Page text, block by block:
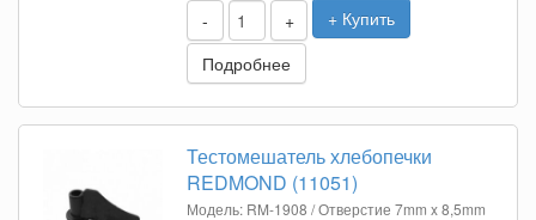
- +
+ Купить
Подробнее
Тестомешатель хлебопечки
REDMOND (11051)
Модель: RM-1908 / Отверстие 7mm x 8,5mm